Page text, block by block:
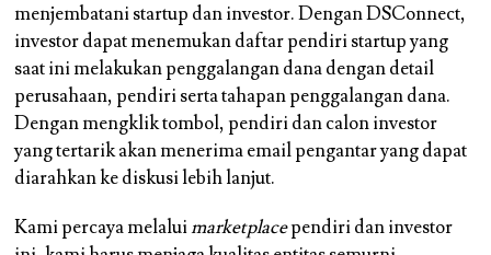
menjembatani startup dan investor. Dengan DSConnect,
investor dapat menemukan daftar pendiri startup yang
saat ini melakukan penggalangan dana dengan detail
perusahaan, pendiri serta tahapan penggalangan dana.
Dengan mengklik tombol, pendiri dan calon investor
yang tertarik akan menerima email pengantar yang dapat
diarahkan ke diskusi lebih lanjut.
Kami percaya melaluimarketplacependiri dan investor